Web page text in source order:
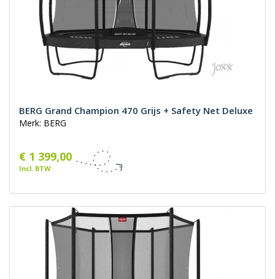
BERG Grand Champion 470 Grijs + Safety Net Deluxe
Merk: BERG
€ 1 399,00
Incl. BTW